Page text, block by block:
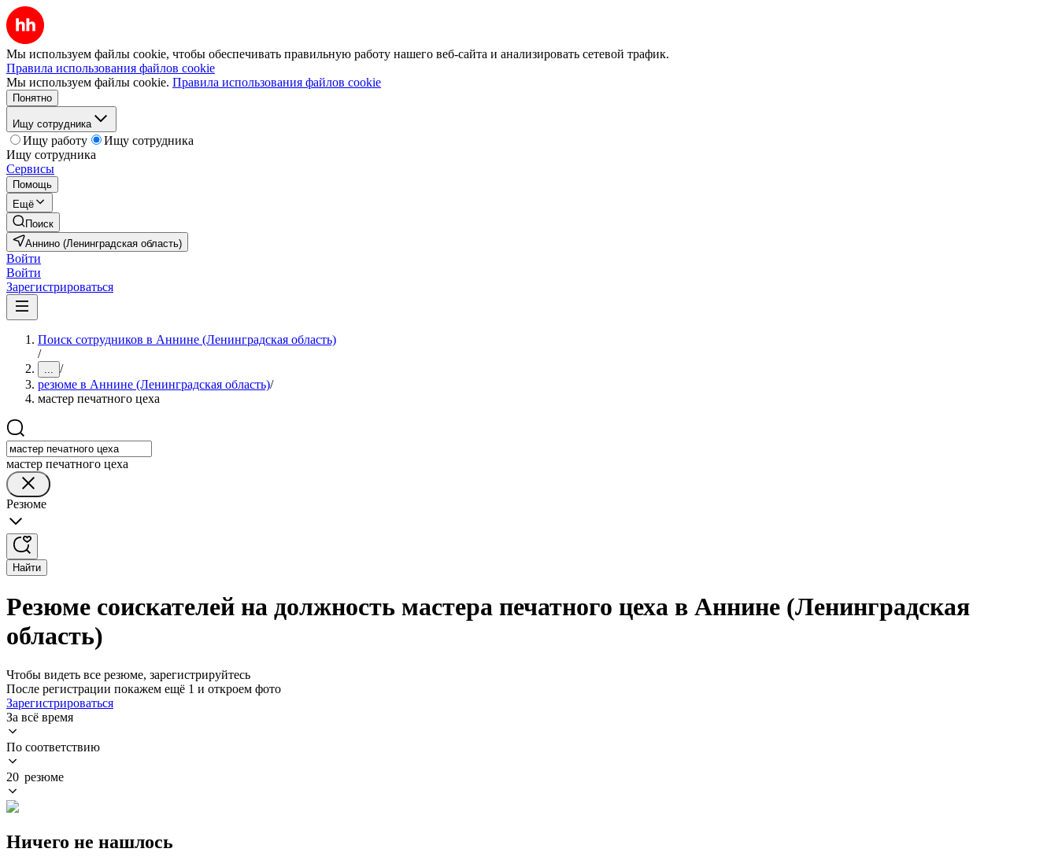
Мы используем файлы cookie, чтобы обеспечивать правильную работу нашего веб-сайта и анализировать сетевой трафик.
Правила использования файлов cookie
Мы используем файлы cookie. Правила использования файлов cookie
Понятно
Ищу сотрудника
Ищу работу
Ищу сотрудника
Ищу сотрудника
Сервисы
Помощь
Ещё
Поиск
Аннино (Ленинградская область)
Войти
Войти
Зарегистрироваться
Поиск сотрудников в Аннине (Ленинградская область)
/
... /
резюме в Аннине (Ленинградская область)/
мастер печатного цеха
мастер печатного цеха
Резюме
Найти
Резюме соискателей на должность мастера печатного цеха в Аннине (Ленинградская
область)
Чтобы видеть все резюме, зарегистрируйтесь
После регистрации покажем ещё 1 и откроем фото
Зарегистрироваться
За всё время
По соответствию
20 резюме
Ничего не нашлось